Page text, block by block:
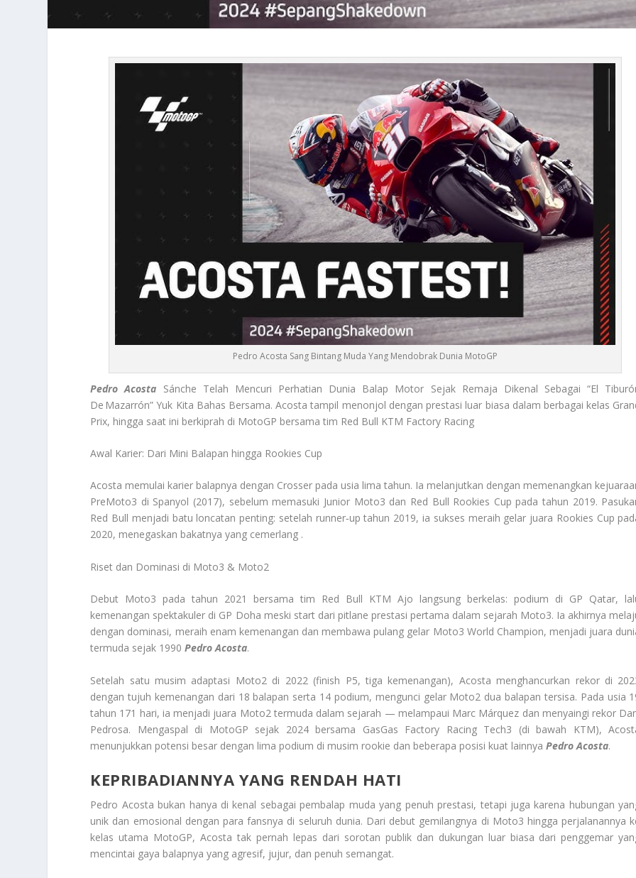
Pedro Acosta Sang Bintang Muda Yang Mendobrak Dunia MotoGP
Pedro Acosta Sánche Telah Mencuri Perhatian Dunia Balap Motor Sejak Remaja Dikenal Sebagai “El
De Mazarrón” Yuk Kita Bahas Bersama. Acosta tampil menonjol dengan prestasi luar biasa dalam berbagai kelas
Prix, hingga saat ini berkiprah di MotoGP bersama tim Red Bull KTM Factory Racing
Awal Karier: Dari Mini Balapan hingga Rookies Cup
Acosta memulai karier balapnya dengan Crosser pada usia lima tahun. Ia melanjutkan dengan memenangkan
PreMoto3 di Spanyol (2017), sebelum memasuki Junior Moto3 dan Red Bull Rookies Cup pada tahun 2019.
Red Bull menjadi batu loncatan penting: setelah runner‑up tahun 2019, ia sukses meraih gelar juara Rookies Cup
2020, menegaskan bakatnya yang cemerlang .
Riset dan Dominasi di Moto3 & Moto2
Debut Moto3 pada tahun 2021 bersama tim Red Bull KTM Ajo langsung berkelas: podium di GP Qatar,
kemenangan spektakuler di GP Doha meski start dari pitlane prestasi pertama dalam sejarah Moto3. Ia akhirnya
dengan dominasi, meraih enam kemenangan dan membawa pulang gelar Moto3 World Champion, menjadi juara
termuda sejak 1990 Pedro Acosta.
Setelah satu musim adaptasi Moto2 di 2022 (finish P5, tiga kemenangan), Acosta menghancurkan rekor di
dengan tujuh kemenangan dari 18 balapan serta 14 podium, mengunci gelar Moto2 dua balapan tersisa. Pada usia
tahun 171 hari, ia menjadi juara Moto2 termuda dalam sejarah — melampaui Marc Márquez dan menyaingi rekor
Pedrosa. Mengaspal di MotoGP sejak 2024 bersama GasGas Factory Racing Tech3 (di bawah KTM),
menunjukkan potensi besar dengan lima podium di musim rookie dan beberapa posisi kuat lainnya Pedro Acosta.
KEPRIBADIANNYA YANG RENDAH HATI
Pedro Acosta bukan hanya di kenal sebagai pembalap muda yang penuh prestasi, tetapi juga karena hubungan
unik dan emosional dengan para fansnya di seluruh dunia. Dari debut gemilangnya di Moto3 hingga perjalanannya
kelas utama MotoGP, Acosta tak pernah lepas dari sorotan publik dan dukungan luar biasa dari penggemar
mencintai gaya balapnya yang agresif, jujur, dan penuh semangat.